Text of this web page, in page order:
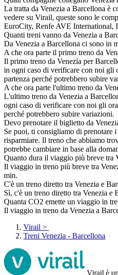
La tratta da Venezia a Barcellona è
vedere su Virail, queste sono le
EuroCity, Renfe AVE International,
Quanti treni vanno da Venezia a
Da Venezia a Barcellona ci sono in
A che ora parte il primo treno da
Il primo treno da Venezia per
in ogni caso di verificare con noi gli
partenza perché potrebbero subire
A che ora parte l'ultimo treno da
L'ultimo treno da Venezia a
ogni caso di verificare con noi gli
perché potrebbero subire variazioni.
Devo prenotare il biglietto da
Se puoi, ti consigliamo di prenotare
risparmiare. Il treno che abbiamo
potrebbe cambiare in base alla
Quanto dura il viaggio più breve tra
Il viaggio in treno più breve tra
min.
C'è un treno diretto tra Venezia e
Sì, c'è un treno diretto tra Venezia e
Quanta CO2 emette un viaggio in
Il viaggio in treno da Venezia a
Virail >
Treni Venezia - Barcellona
Virail è